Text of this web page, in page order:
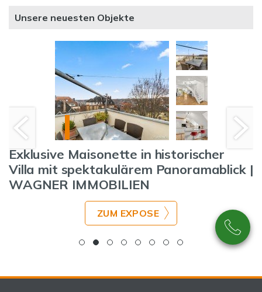
Unsere neuesten Objekte
Exklusive Maisonette in historischer
Villa mit spektakulärem Panoramablick |
WAGNER IMMOBILIEN
ZUM EXPOSE